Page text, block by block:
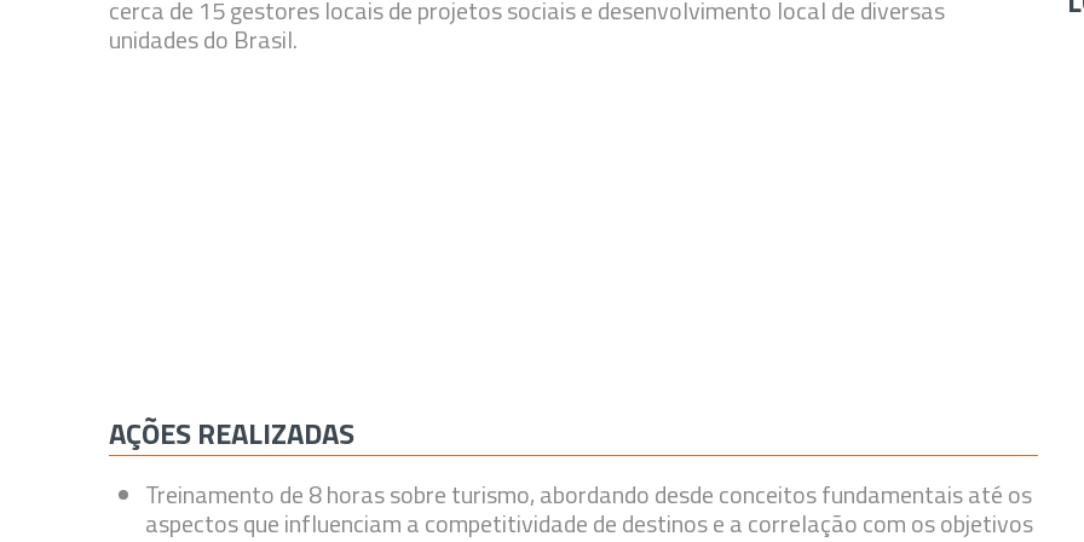
cerca de 15 gestores locais de projetos sociais e desenvolvimento local de diversas
unidades do Brasil.
AÇÕES REALIZADAS
Treinamento de 8 horas sobre turismo, abordando desde conceitos fundamentais até os
aspectos que influenciam a competitividade de destinos e a correlação com os objetivos